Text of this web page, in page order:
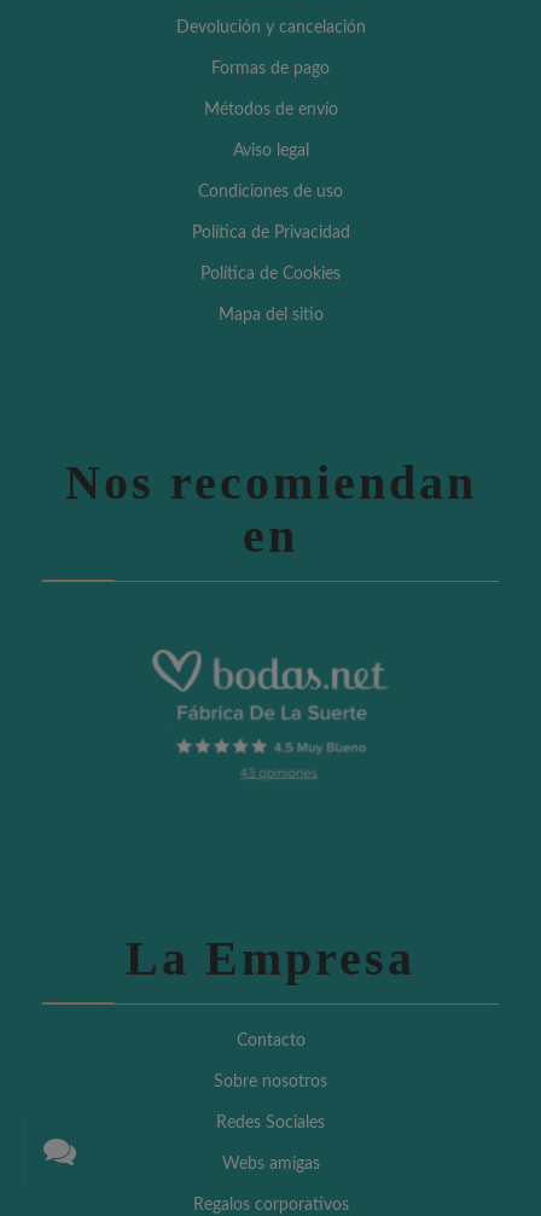
Devolución y cancelación
Formas de pago
Métodos de envío
Aviso legal
Condiciones de uso
Política de Privacidad
Política de Cookies
Mapa del sitio
Nos recomiendan
en
La Empresa
Contacto
Sobre nosotros
Redes Sociales
Webs amigas
Regalos corporativos